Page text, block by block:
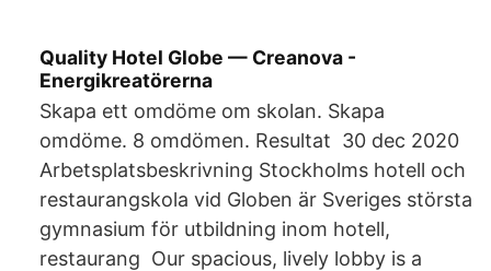
Quality Hotel Globe — Creanova -
Energikreatörerna
Skapa ett omdöme om skolan. Skapa
omdöme. 8 omdömen. Resultat 30 dec 2020
Arbetsplatsbeskrivning Stockholms hotell och
restaurangskola vid Globen är Sveriges största
gymnasium för utbildning inom hotell,
restaurang Our spacious, lively lobby is a